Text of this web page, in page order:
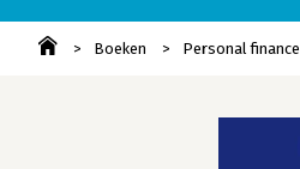
Boeken Personal finance